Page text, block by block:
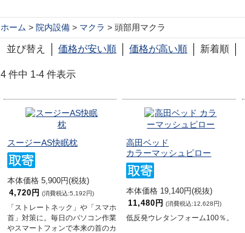
ホーム > 院内設備 > マクラ > 頭部用マクラ
並び替え 価格が安い順 価格が高い順 新着順
4 件中 1-4 件表示
スージーAS快眠枕
本体価格 5,900円(税抜)
4,720円 (消費税込:5,192円)
「ストレートネック」や「スマホ
首」対策に。毎日のパソコン作業
やスマートフォンで本来の首のカ
高田ベッド
カラーマッシュピロー
本体価格 19,140円(税抜)
11,480円 (消費税込:12,628円)
低反発ウレタンフォーム100％。